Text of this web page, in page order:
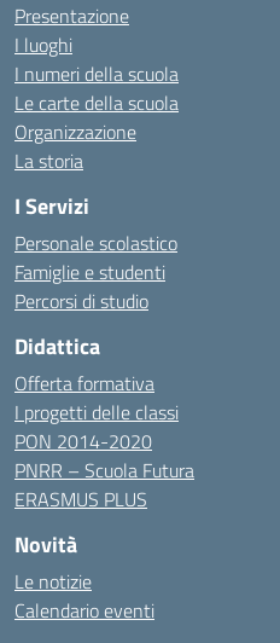
Presentazione
I luoghi
I numeri della scuola
Le carte della scuola
Organizzazione
La storia
I Servizi
Personale scolastico
Famiglie e studenti
Percorsi di studio
Didattica
Offerta formativa
I progetti delle classi
PON 2014-2020
PNRR – Scuola Futura
ERASMUS PLUS
Novità
Le notizie
Calendario eventi